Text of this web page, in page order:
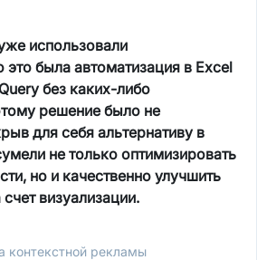
использовали
это была автоматизация в Excel
без каких-либо
решение было не
для себя альтернативу в
не только оптимизировать
но и качественно улучшить
визуализации.
контекстной рекламы